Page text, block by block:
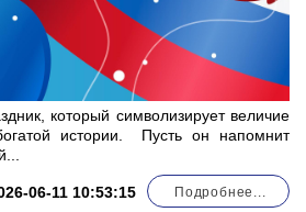
06-11 10:53:15
который символизирует величие
истории. Пусть он напомнит
Подробнее...